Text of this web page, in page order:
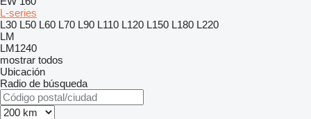
L-series
L30 L50 L60 L70 L90 L110 L120 L150 L180 L220
LM
LM1240
mostrar todos
Ubicación
Radio de búsqueda